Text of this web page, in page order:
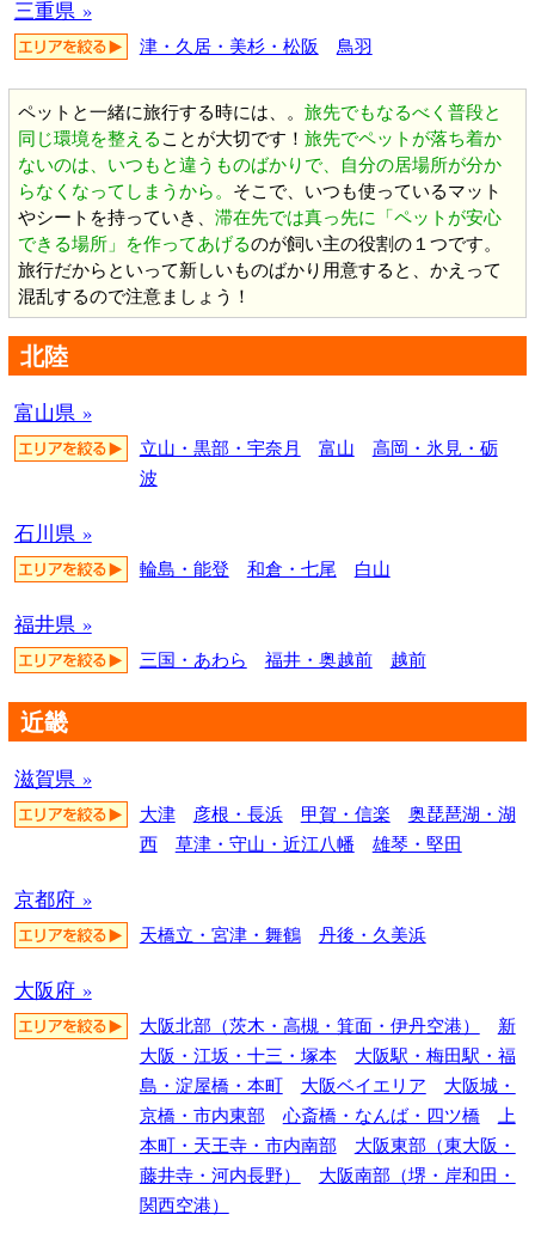
三重県 »
津・久居・美杉・松阪 鳥羽
ペットと一緒に旅行する時には、。 旅先でもなるべく普段と
同じ環境を整える ことが大切です！ 旅先でペットが落ち着か
ないのは、いつもと違うものばかりで、自分の居場所が分か
らなくなってしまうから。 そこで、いつも使っているマット
やシートを持っていき、 滞在先では真っ先に「ペットが安心
できる場所」を作ってあげるのが飼い主の役割の１つです。
旅行だからといって新しいものばかり用意すると、かえって
混乱するので注意ましょう！
北陸
富山県 »
立山・黒部・宇奈月 富山
高岡・氷見・砺
波
石川県 »
輪島・能登 和倉・七尾 白山
福井県 »
三国・あわら 福井・奥越前 越前
近畿
滋賀県 »
大津 彦根・長浜 甲賀・信楽
奥琵琶湖・湖
西
草津・守山・近江八幡 雄琴・堅田
京都府 »
天橋立・宮津・舞鶴 丹後・久美浜
大阪府 »
大阪北部（茨木・高槻・箕面・伊丹空港）
新
大阪・江坂・十三・塚本
大阪駅・梅田駅・福
島・淀屋橋・本町
大阪ベイエリア
大阪城・
京橋・市内東部
心斎橋・なんば・四ツ橋
上
本町・天王寺・市内南部
大阪東部（東大阪・
藤井寺・河内長野）
大阪南部（堺・岸和田・
関西空港）